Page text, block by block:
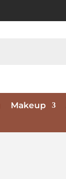
Makeup